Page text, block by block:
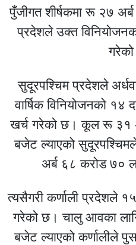
पुँजीगत शीर्षकमा रू २७
प्रदेशले उक्त
सुदूरपश्चिम प्रदेशले
वार्षिक विनियोजनको
खर्च गरेको छ। कूल रू ३१
बजेट ल्याएको
अर्ब ६८ करोड ७०
त्यसैगरी कर्णाली प्रदेशले
गरेको छ। चालु आवका
बजेट ल्याएको कर्णालीले